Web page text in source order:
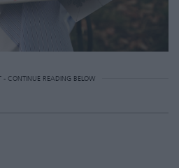
- CONTINUE READING BELOW